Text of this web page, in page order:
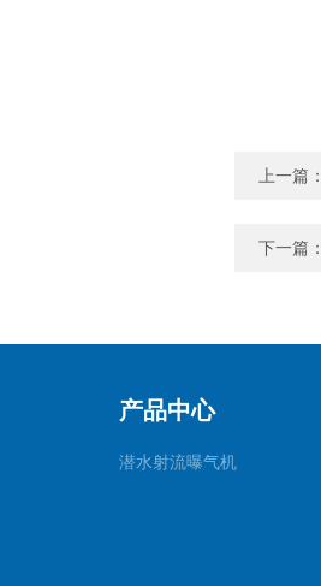
上一篇
下一篇
产品中心
潜水射流曝气机